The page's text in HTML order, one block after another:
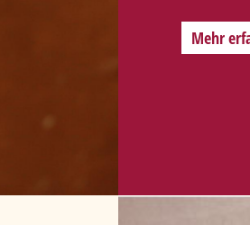
Mehr